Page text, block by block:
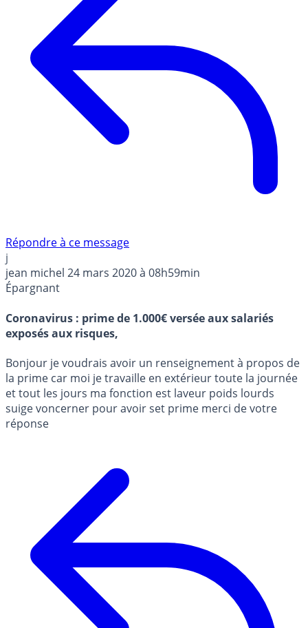
Répondre à ce message
j
jean michel 24 mars 2020 à 08h59min
Épargnant
Coronavirus : prime de 1.000€ versée aux salariés
exposés aux risques,
Bonjour je voudrais avoir un renseignement à propos de
la prime car moi je travaille en extérieur toute la journée
et tout les jours ma fonction est laveur poids lourds
suige voncerner pour avoir set prime merci de votre
réponse